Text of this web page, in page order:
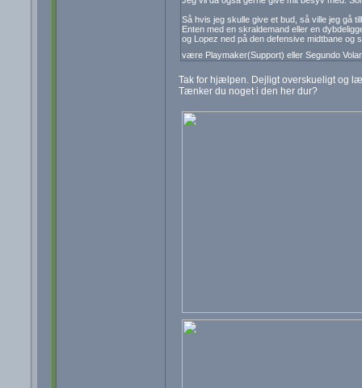
Så hvis jeg skulle give et bud, så ville jeg gå
Enten med en skraldemand eller en
og Lopez ned på den defensive midtbane og
være Playmaker(Support) eller Segundo
Tak for hjælpen. Dejligt overskueligt og
Tænker du noget i den her dur?